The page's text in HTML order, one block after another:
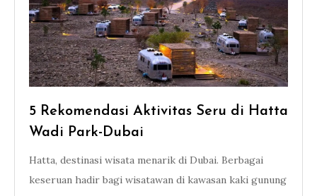
5 Rekomendasi Aktivitas Seru di Hatta
Wadi Park-Dubai
Hatta, destinasi wisata menarik di Dubai. Berbagai
keseruan hadir bagi wisatawan di kawasan kaki gunung